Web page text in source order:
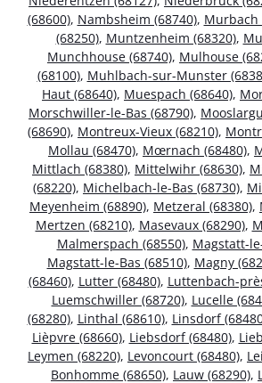
(68600), Nambsheim (68740), Murbach
(68250), Muntzenheim (68320),
Munchhouse (68740), Mulhouse
(68100), Muhlbach-sur-Munster
Haut (68640), Muespach (68640),
Morschwiller-le-Bas (68790),
(68690), Montreux-Vieux (68210),
Mollau (68470), Mœrnach (68480),
Mittlach (68380), Mittelwihr (68630),
(68220), Michelbach-le-Bas (68730),
Meyenheim (68890), Metzeral (68380),
Mertzen (68210), Masevaux (68290),
Malmerspach (68550), Magstatt-
Magstatt-le-Bas (68510), Magny
(68460), Lutter (68480), Luttenbach-
Luemschwiller (68720), Lucelle
(68280), Linthal (68610), Linsdorf
Lièpvre (68660), Liebsdorf (68480),
Leymen (68220), Levoncourt (68480),
Bonhomme (68650), Lauw (68290),